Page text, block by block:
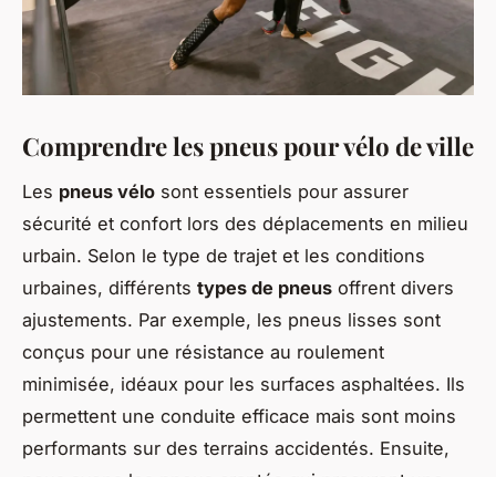
Comprendre les pneus pour vélo de ville
Les pneus vélo sont essentiels pour assurer
sécurité et confort lors des déplacements en milieu
urbain. Selon le type de trajet et les conditions
urbaines, différents types de pneus offrent divers
ajustements. Par exemple, les pneus lisses sont
conçus pour une résistance au roulement
minimisée, idéaux pour les surfaces asphaltées. Ils
permettent une conduite efficace mais sont moins
performants sur des terrains accidentés. Ensuite,